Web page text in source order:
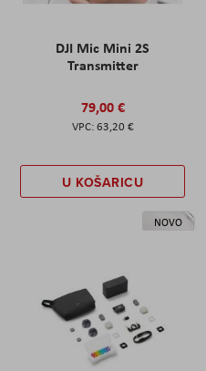
DJI Mic Mini 2S
Transmitter
79,00 €
63,20 €
U KOŠARICU
NOVO